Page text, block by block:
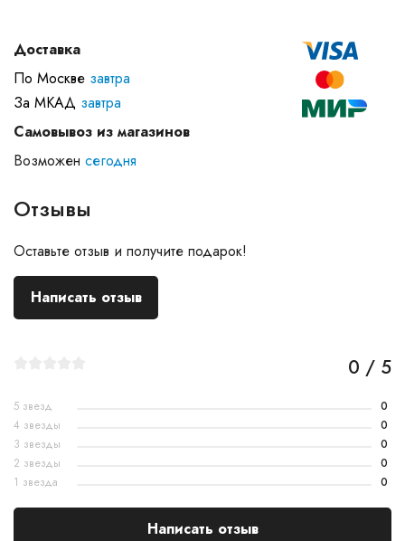
Доставка
По Москве завтра
За МКАД завтра
Самовывоз из магазинов
Возможен сегодня
Отзывы
Оставьте отзыв и получите подарок!
Написать отзыв
0 / 5
5 звезд
0
4 звезды
0
3 звезды
0
2 звезды
0
1 звезда
0
Написать отзыв